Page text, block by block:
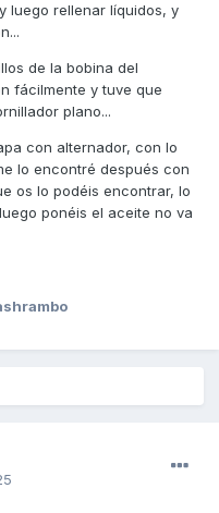
luego rellenar líquidos, y
de la bobina del
fácilmente y tuve que
plano...
con alternador, con lo
lo encontré después con
os lo podéis encontrar, lo
ponéis el aceite no va